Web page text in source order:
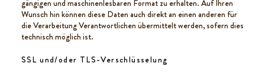
gängigen und maschinenlesbaren Format zu erhalten. Auf Ihren
Wunsch hin können diese Daten auch direkt an einen anderen für
die Verarbeitung Verantwortlichen übermittelt werden, sofern dies
technisch möglich ist.
SSL und/oder TLS-Verschlüsselung